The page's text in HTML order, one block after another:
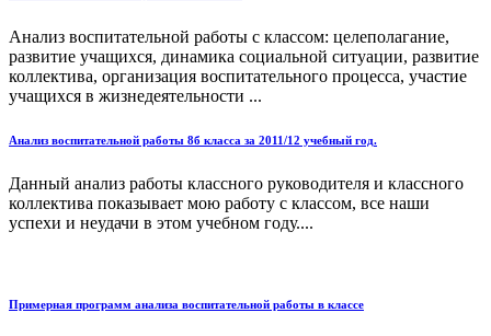
Анализ воспитательной работы с классом: целеполагание,
развитие учащихся, динамика социальной ситуации, развитие
коллектива, организация воспитательного процесса, участие
учащихся в жизнедеятельности ...
Анализ воспитательной работы 8б класса за 2011/12 учебный год.
Данный анализ работы классного руководителя и классного
коллектива показывает мою работу с классом, все наши
успехи и неудачи в этом учебном году....
Примерная программ анализа воспитательной работы в классе